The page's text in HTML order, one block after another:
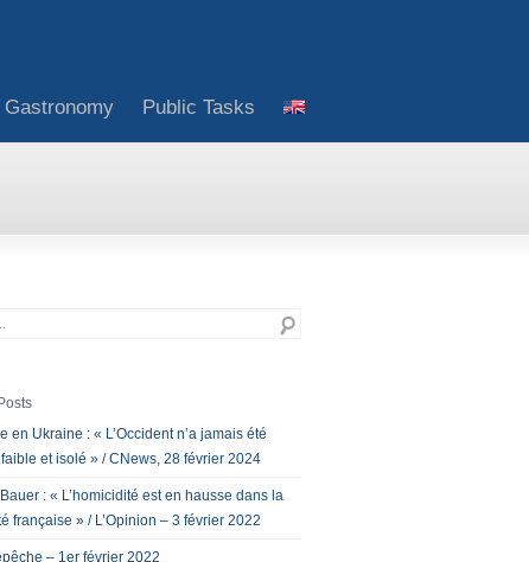
Gastronomy Public Tasks
en Ukraine : « L’Occident n’a jamais été
et isolé » / CNews, 28 février 2024
: « L’homicidité est en hausse dans la
française » / L’Opinion – 3 février 2022
– 1er février 2022